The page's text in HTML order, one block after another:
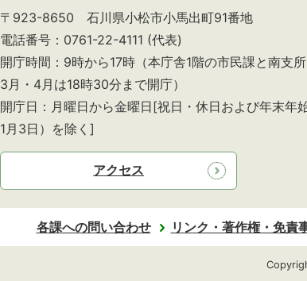
〒923-8650 石川県小松市小馬出町91番地
電話番号：0761-22-4111 (代表)
開庁時間：9時から17時（本庁舎1階の市民課と南支
3月・4月は18時30分まで開庁）
開庁日：月曜日から金曜日[祝日・休日および年末年
1月3日）を除く]
アクセス
各課への問い合わせ リンク・著作権・免責